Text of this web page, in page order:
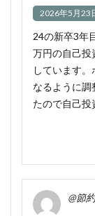
2026年5月23
24の新卒3年
万円の自己投
しています
なるように調
たので自己投
@節